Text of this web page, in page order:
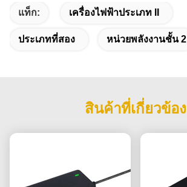
แท็ก: เครื่องไฟฟ้าประเภท II
ประเภทที่สอง หน่วยพลังงานชั้น 2
สินค้าที่เกี่ยวข้อง